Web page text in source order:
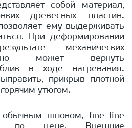
собой материал,
древесных пластин.
ему выдерживать
При деформировании
механических
может вернуть
в ходе нагревания.
прикрыв плотной
утюгом.
обычным шпоном, fine line